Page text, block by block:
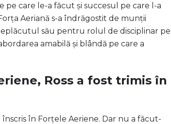
care le-a făcut și succesul pe care l-a
Aeriană s-a îndrăgostit de munții
său pentru rolul de disciplinar pe
amabilă și blândă pe care a
Ross a fost trimis în
înscris în Forțele Aeriene. Dar nu a făcut-